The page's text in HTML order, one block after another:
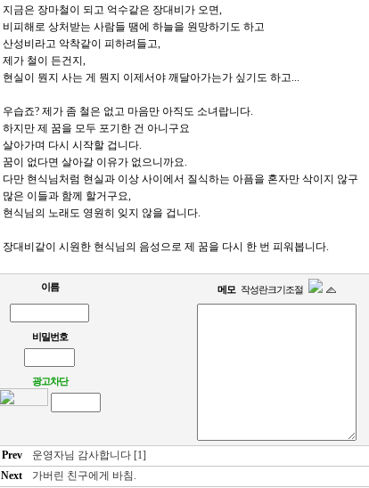
지금은 장마철이 되고 억수같은 장대비가 오면,
비피해로 상처받는 사람들 땜에 하늘을 원망하기도 하고
산성비라고 악착같이 피하려들고,
제가 철이 든건지,
현실이 뭔지 사는 게 뭔지 이제서야 깨달아가는가 싶기도 하고...
우습죠? 제가 좀 철은 없고 마음만 아직도 소녀랍니다.
하지만 제 꿈을 모두 포기한 건 아니구요
살아가며 다시 시작할 겁니다.
꿈이 없다면 살아갈 이유가 없으니까요.
다만 현식님처럼 현실과 이상 사이에서 질식하는 아픔을 혼자만 삭이지 않구
많은 이들과 함께 할거구요,
현식님의 노래도 영원히 잊지 않을 겁니다.
장대비같이 시원한 현식님의 음성으로 제 꿈을 다시 한 번 피워봅니다.
이름 메모작성란크기조절
비밀번호
광고차단
Prev 운영자님 감사합니다 [1]
Next
가버린 친구에게 바침.